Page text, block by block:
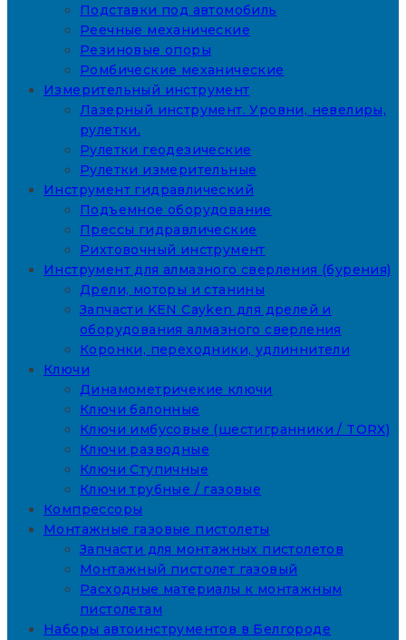
Подставки под автомобиль
Реечные механические
Резиновые опоры
Ромбические механические
Измерительный инструмент
Лазерный инструмент. Уровни, невелиры,
рулетки.
Рулетки геодезические
Рулетки измерительные
Инструмент гидравлический
Подъемное оборудование
Прессы гидравлические
Рихтовочный инструмент
Инструмент для алмазного сверления (бурения)
Дрели, моторы и станины
Запчасти KEN Cayken для дрелей и
оборудования алмазного сверления
Коронки, переходники, удлиннители
Ключи
Динамометричекие ключи
Ключи балонные
Ключи имбусовые (шестигранники / TORX)
Ключи разводные
Ключи Ступичные
Ключи трубные / газовые
Компрессоры
Монтажные газовые пистолеты
Запчасти для монтажных пистолетов
Монтажный пистолет газовый
Расходные материалы к монтажным
пистолетам
Наборы автоинструментов в Белгороде